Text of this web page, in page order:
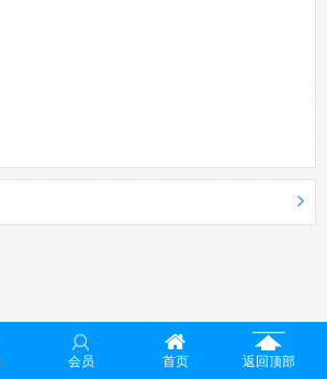
会员 首页 返回顶部